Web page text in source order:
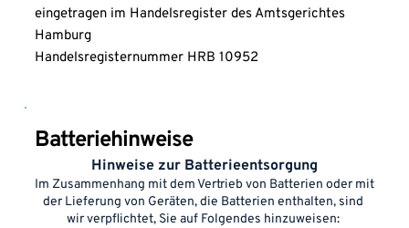
eingetragen im Handelsregister des Amtsgerichtes
Hamburg
Handelsregisternummer HRB 10952
Batteriehinweise
Hinweise zur Batterieentsorgung
Im Zusammenhang mit dem Vertrieb von Batterien oder mit
der Lieferung von Geräten, die Batterien enthalten, sind
wir verpflichtet, Sie auf Folgendes hinzuweisen: